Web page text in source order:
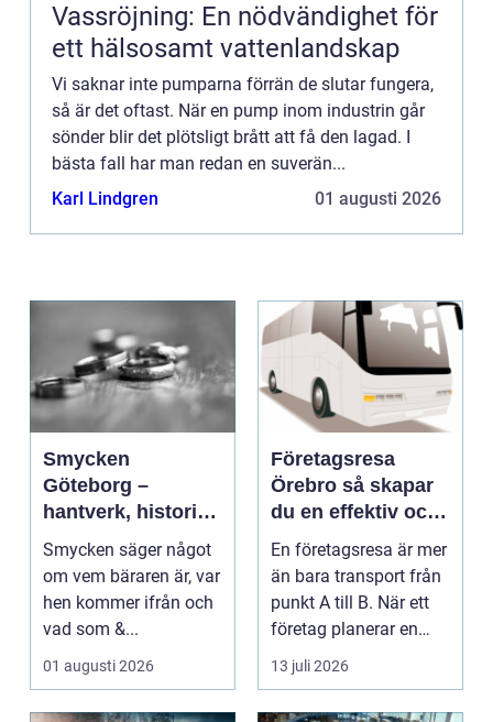
Vassröjning: En nödvändighet för
ett hälsosamt vattenlandskap
Vi saknar inte pumparna förrän de slutar fungera,
så är det oftast. När en pump inom industrin går
sönder blir det plötsligt brått att få den lagad. I
bästa fall har man redan en suverän...
Karl Lindgren
01 augusti 2026
Smycken
Göteborg –
hantverk, historia
och personligt
uttryck
Smycken säger något
om vem bäraren är, var
hen kommer ifrån och
vad som &...
01 augusti 2026
Företagsresa
Örebro så skapar
du en effektiv och
minnesvärd resa
En företagsresa är mer
än bara transport från
punkt A till B. När ett
företag planerar en
resa för m...
13 juli 2026